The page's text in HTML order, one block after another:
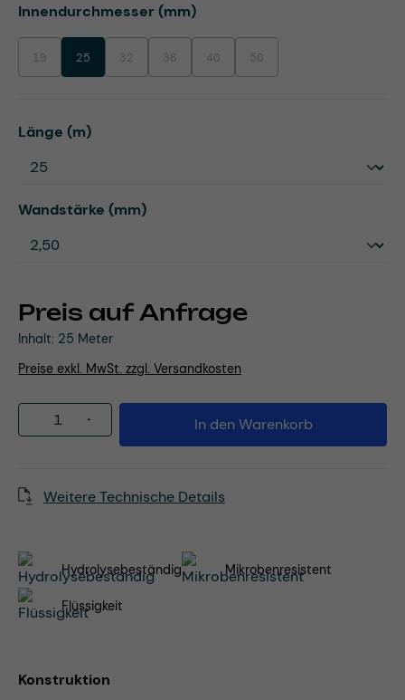
Preis auf Anfrage
Inhalt: 25 Meter
Preise exkl. MwSt. zzgl. Versandkosten
Innendurchmesser (mm)auswählen
19(Diese Option ist zurzeit nicht verfügbar.)
25 32(Diese Option ist zurzeit nicht verfügbar.)
38(Diese Option ist zurzeit nicht verfügbar.)
40(Diese Option ist zurzeit nicht verfügbar.)
50(Diese Option ist zurzeit nicht
Länge (m)auswählen
Wandstärke (mm)auswählen
Produkt Anzahl: Gib den gewünschten
In den Warenkorb
Weitere Technische Details
Hydrolysebeständig Mikrobenresistent
Flüssigkeit
Konstruktion